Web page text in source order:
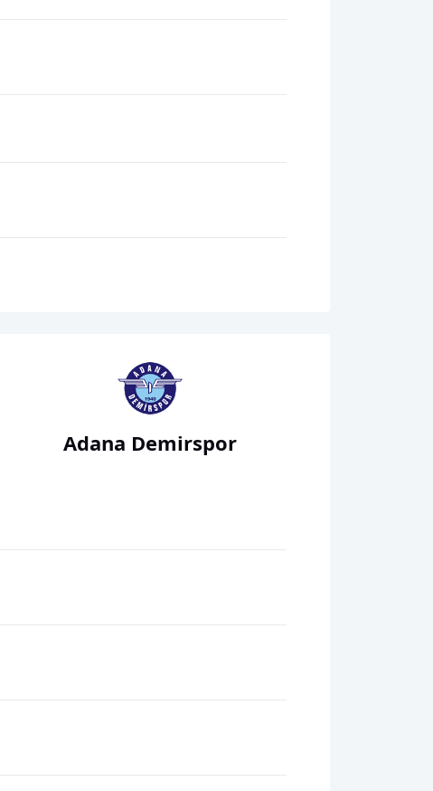
Adana Demirspor